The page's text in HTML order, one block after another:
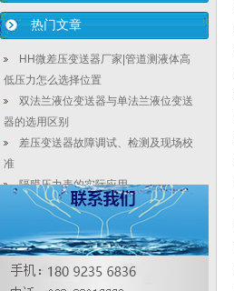
热门文章
HH微差压变送器厂家|管道测液体高
低压力怎么选择位置
双法兰液位变送器与单法兰液位变送
器的选用区别
差压变送器故障调试、检测及现场校
准
隔膜压力表的实际应用
压力式液位变送器_远传式液位边变送
生产厂家产品说明
【行业新闻】4655家企业受专项节能
监察，没有仪器仪表好“难过”！